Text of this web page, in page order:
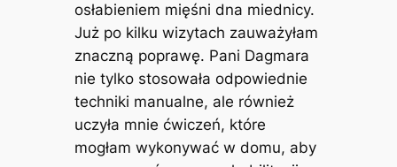
osłabieniem mięśni dna miednicy.
Już po kilku wizytach zauważyłam
znaczną poprawę. Pani Dagmara
nie tylko stosowała odpowiednie
techniki manualne, ale również
uczyła mnie ćwiczeń, które
mogłam wykonywać w domu, aby